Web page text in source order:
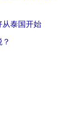
从泰国开始